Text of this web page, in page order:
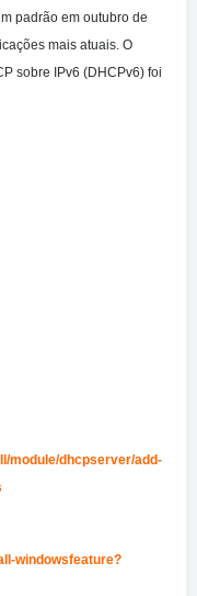
padrão em outubro de
mais atuais. O
sobre IPv6 (DHCPv6) foi
module/dhcpserver/add-
windowsfeature?